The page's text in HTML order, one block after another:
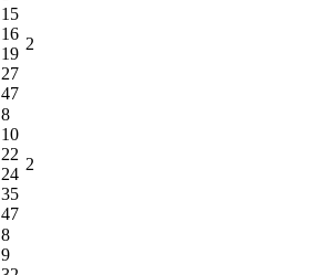
15
16
19
27
47
2
8
10
22
24
35
47
2
8
9